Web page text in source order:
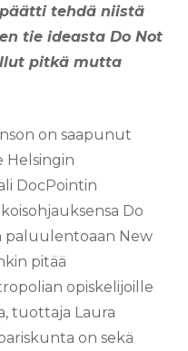
tehdä niistä
tie ideasta Do Not
pitkä mutta
on saapunut
Helsingin
DocPointin
Do
paluulentoaan New
pitää
opiskelijoille
tuottaja Laura
on sekä